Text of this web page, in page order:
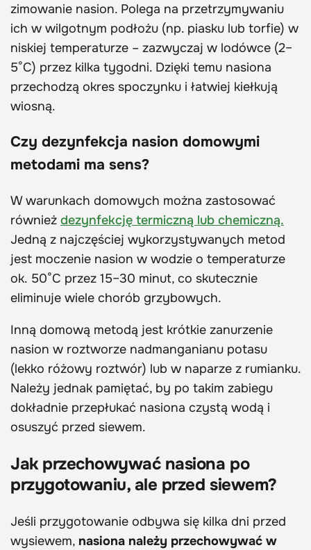
zimowanie nasion. Polega na przetrzymywaniu
ich w wilgotnym podłożu (np. piasku lub torfie) w
niskiej temperaturze – zazwyczaj w lodówce (2–
5°C) przez kilka tygodni. Dzięki temu nasiona
przechodzą okres spoczynku i łatwiej kiełkują
wiosną.
Czy dezynfekcja nasion domowymi
metodami ma sens?
W warunkach domowych można zastosować
również dezynfekcję termiczną lub chemiczną.
Jedną z najczęściej wykorzystywanych metod
jest moczenie nasion w wodzie o temperaturze
ok. 50°C przez 15–30 minut, co skutecznie
eliminuje wiele chorób grzybowych.
Inną domową metodą jest krótkie zanurzenie
nasion w roztworze nadmanganianu potasu
(lekko różowy roztwór) lub w naparze z rumianku.
Należy jednak pamiętać, by po takim zabiegu
dokładnie przepłukać nasiona czystą wodą i
osuszyć przed siewem.
Jak przechowywać nasiona po
przygotowaniu, ale przed siewem?
Jeśli przygotowanie odbywa się kilka dni przed
wysiewem, nasiona należy przechowywać w